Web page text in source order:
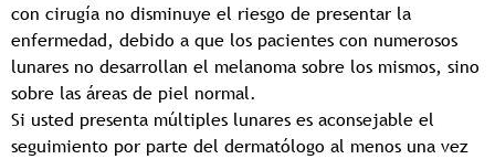
con cirugía no disminuye el riesgo de presentar la
enfermedad, debido a que los pacientes con numerosos
lunares no desarrollan el melanoma sobre los mismos, sino
sobre las áreas de piel normal.
Si usted presenta múltiples lunares es aconsejable el
seguimiento por parte del dermatólogo al menos una vez